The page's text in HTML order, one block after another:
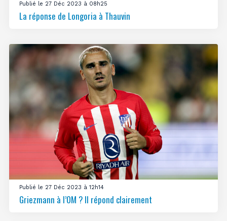
Publié le 27 Déc 2023 à 08h25
La réponse de Longoria à Thauvin
Publié le 27 Déc 2023 à 12h14
Griezmann à l’OM ? Il répond clairement